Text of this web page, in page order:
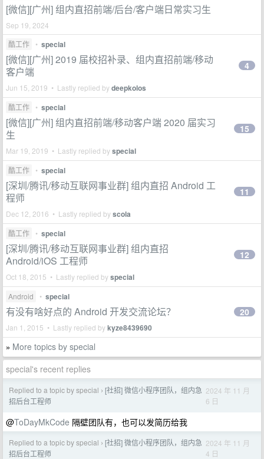
[微信][广州] 组内直招前端/后台/客户端日常实习生
Sep 19, 2024
酷工作
• special
[微信][广州] 2019 届校招补录、组内直招前端/移动
客户端
Jun 15, 2019 • Lastly replied bydeepkolos
4
酷工作 • special
[微信][广州] 组内直招前端/移动客户端 2020 届实习
生
Mar 19, 2019 • Lastly replied byspecial
15
酷工作 • special
[深圳/腾讯/移动互联网事业群] 组内直招 Android 工
程师
Dec 12, 2016 • Lastly replied byscola
11
酷工作 • special
[深圳/腾讯/移动互联网事业群] 组内直招
Android/iOS 工程师
Oct 18, 2015 • Lastly replied byspecial
12
Android • special
有没有啥好点的 Android 开发交流论坛？
Jan 1, 2015 • Lastly replied bykyze8439690
20
» More topics by special
special's recent replies
Replied to a topic by special › [社招] 微信小程序团队，组内急
招后台工程师
2024 年 11 月
6 日
@ToDayMkCode 隔壁团队有，也可以发简历给我
Replied to a topic by special › [社招] 微信小程序团队，组内急
招后台工程师
2024 年 11 月
4 日